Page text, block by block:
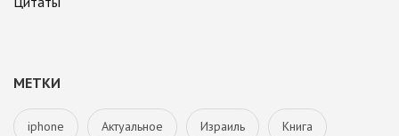
МЕТКИ
iphone Актуальное Израиль Книга